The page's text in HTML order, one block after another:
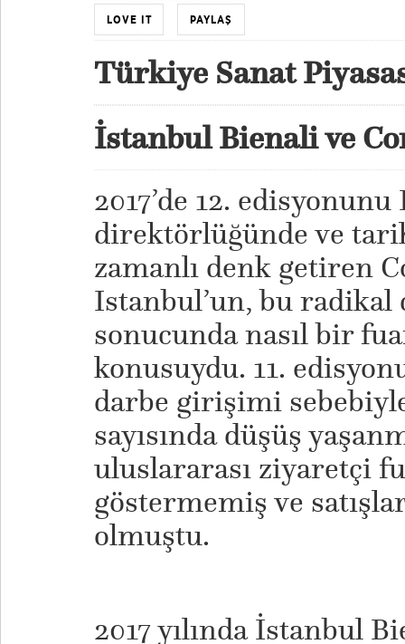
LOVE IT PAYLAŞ
Türkiye Sanat
İstanbul Bienali ve
2017’de 12.
direktörlüğünde ve
zamanlı denk getiren
Istanbul’un, bu
sonucunda nasıl bir
konusuydu. 11.
darbe girişimi
sayısında düşüş
uluslararası ziyaretçi
göstermemiş ve
olmuştu.
2017 yılında İstanbul